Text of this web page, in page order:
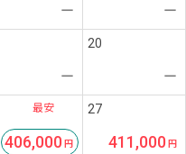
ー ー
ー
20
ー
最安
406,000
27
411,000